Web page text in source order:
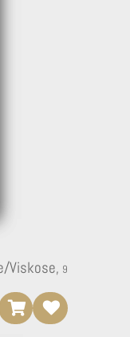
Viskose,